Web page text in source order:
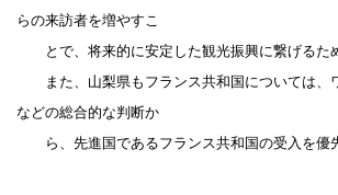
らの来訪者を増やすこ
とで、将来的に安定した観光振興に繋げるた
また、山梨県もフランス共和国については、
などの総合的な判断か
ら、先進国であるフランス共和国の受入を優